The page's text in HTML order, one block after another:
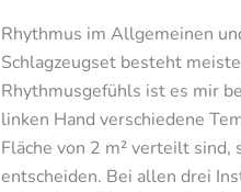
Rhythmus im Allgemeinen
Schlagzeugset besteht
Rhythmusgefühls ist es mir
linken Hand verschiedene
Fläche von 2 m² verteilt sind,
entscheiden. Bei allen drei